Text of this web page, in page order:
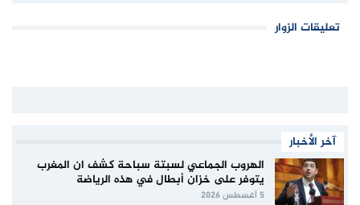
تعليقات الزوار
آخر الأخبار
الهروب الجماعي لسبتة سباحة كشف ان المغرب
يتوفر على خزان أبطال في هذه الرياضة
5 أغسطس 2026